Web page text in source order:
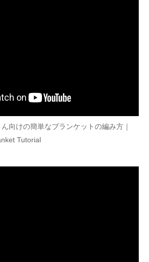
ん向けの簡単なブランケットの編み方｜
Tutorial